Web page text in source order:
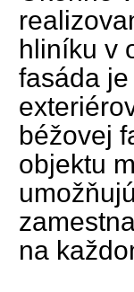
hliníku v
fasáda
béžovej
objektu
na